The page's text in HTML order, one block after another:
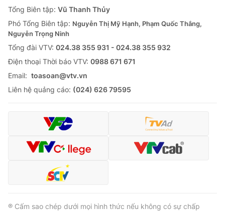
Tổng Biên tập: Vũ Thanh Thủy
Phó Tổng Biên tập: Nguyễn Thị Mỹ Hạnh, Phạm Quốc Thắng,
Nguyễn Trọng Ninh
Tổng đài VTV: 024.38 355 931 - 024.38 355 932
Ðiện thoại Thời báo VTV: 0988 671 671
Email: toasoan@vtv.vn
Liên hệ quảng cáo: (024) 626 79595
® Cấm sao chép dưới mọi hình thức nếu không có sự chấp